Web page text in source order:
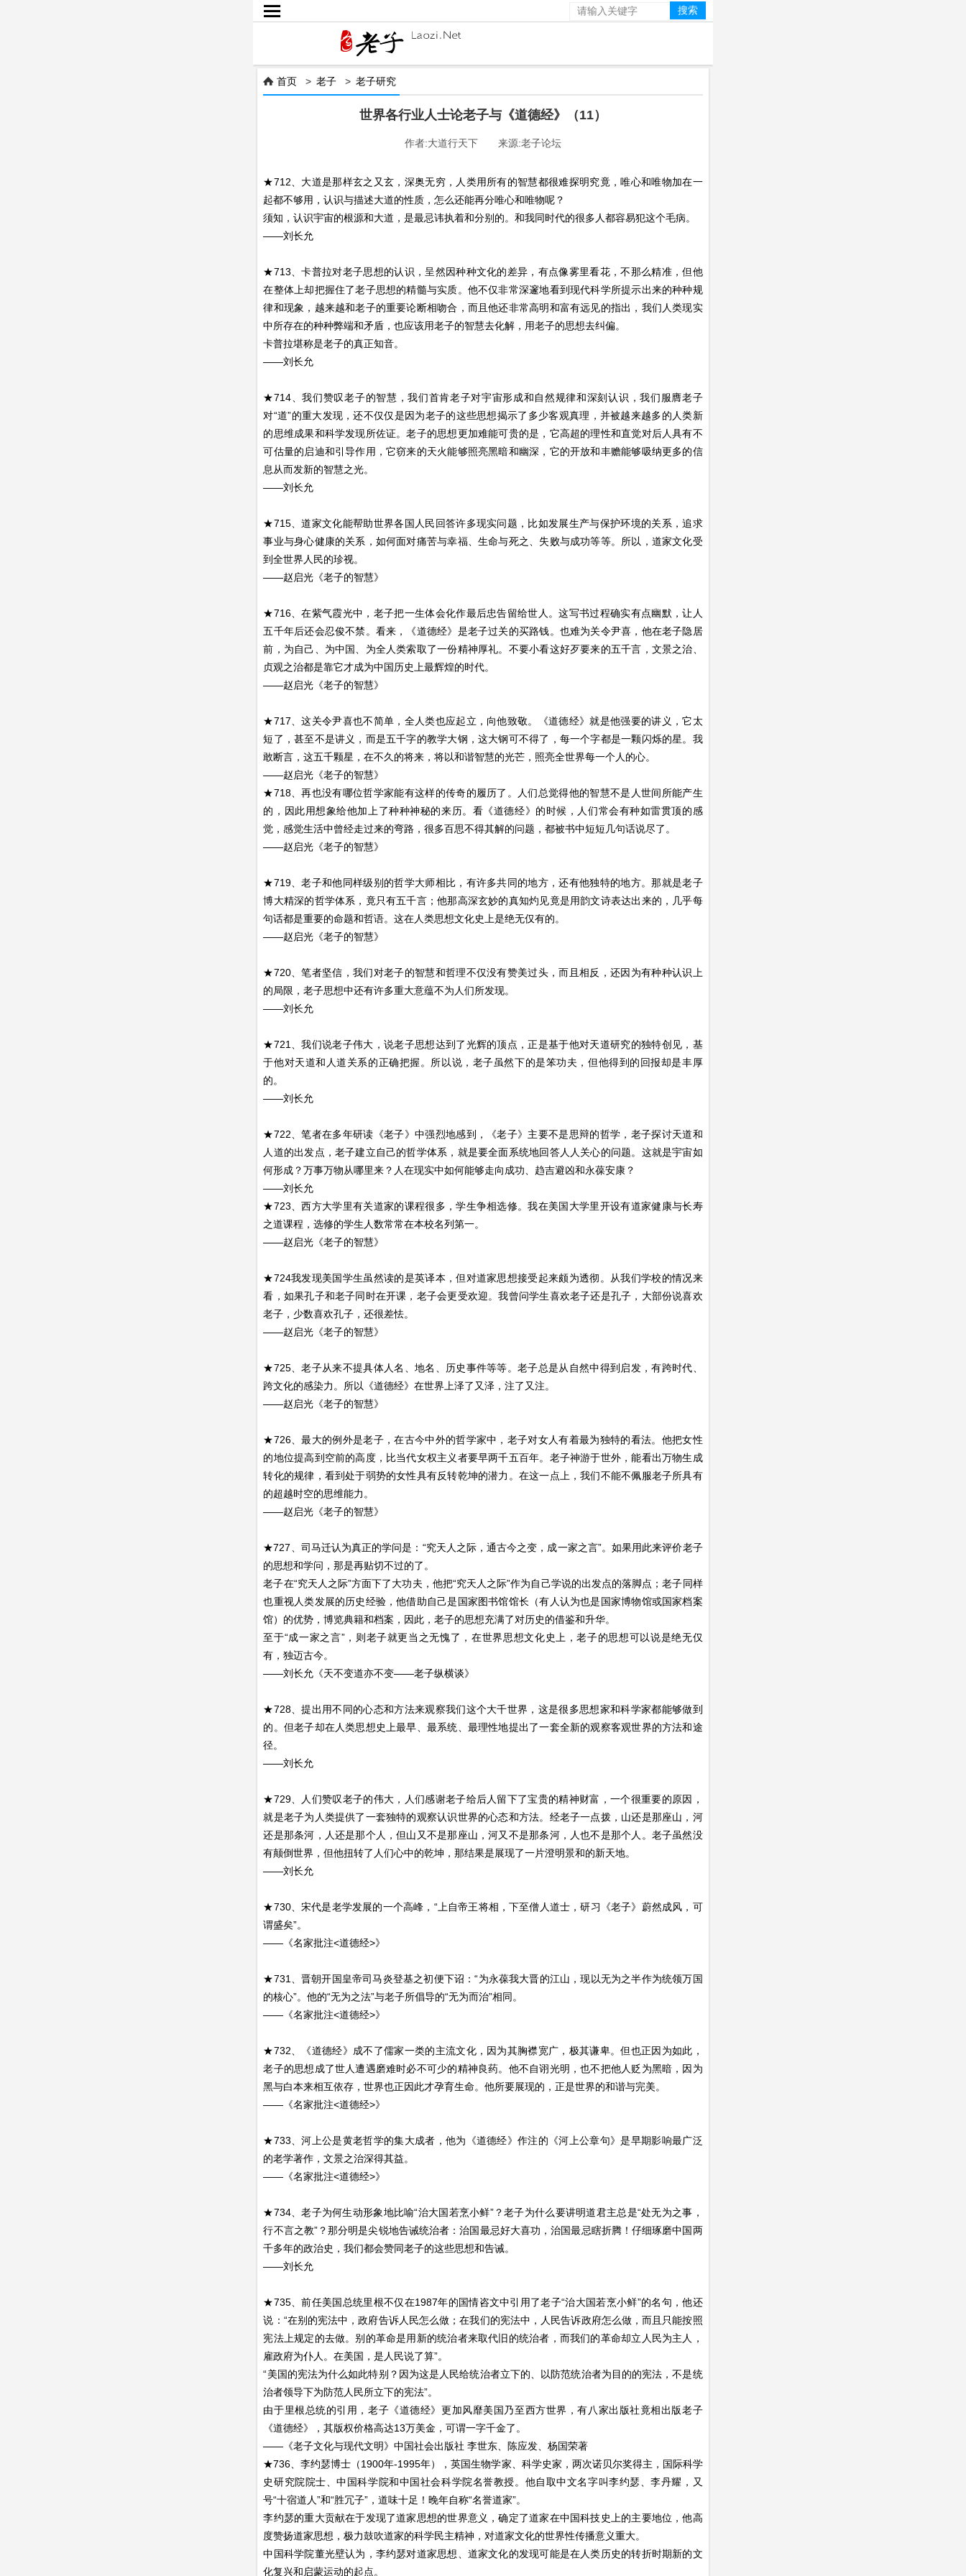

 首页 >老子 >老子研究
世界各行业人士论老子与《道德经》（11）
作者:大道行天下 来源:老子论坛
★712、大道是那样玄之又玄，深奥无穷，人类用所有的智慧都很难探明究竟，唯心和唯物加在一
起都不够用，认识与描述大道的性质，怎么还能再分唯心和唯物呢？
须知，认识宇宙的根源和大道，是最忌讳执着和分别的。和我同时代的很多人都容易犯这个毛病。
——刘长允
★713、卡普拉对老子思想的认识，呈然因种种文化的差异，有点像雾里看花，不那么精准，但他
在整体上却把握住了老子思想的精髓与实质。他不仅非常深邃地看到现代科学所提示出来的种种规
律和现象，越来越和老子的重要论断相吻合，而且他还非常高明和富有远见的指出，我们人类现实
中所存在的种种弊端和矛盾，也应该用老子的智慧去化解，用老子的思想去纠偏。
卡普拉堪称是老子的真正知音。
——刘长允
★714、我们赞叹老子的智慧，我们首肯老子对宇宙形成和自然规律和深刻认识，我们服膺老子
对“道”的重大发现，还不仅仅是因为老子的这些思想揭示了多少客观真理，并被越来越多的人类新
的思维成果和科学发现所佐证。老子的思想更加难能可贵的是，它高超的理性和直觉对后人具有不
可估量的启迪和引导作用，它窃来的天火能够照亮黑暗和幽深，它的开放和丰赡能够吸纳更多的信
息从而发新的智慧之光。
——刘长允
★715、道家文化能帮助世界各国人民回答许多现实问题，比如发展生产与保护环境的关系，追求
事业与身心健康的关系，如何面对痛苦与幸福、生命与死之、失败与成功等等。所以，道家文化受
到全世界人民的珍视。
——赵启光《老子的智慧》
★716、在紫气霞光中，老子把一生体会化作最后忠告留给世人。这写书过程确实有点幽默，让人
五千年后还会忍俊不禁。看来，《道德经》是老子过关的买路钱。也难为关令尹喜，他在老子隐居
前，为自己、为中国、为全人类索取了一份精神厚礼。不要小看这好歹要来的五千言，文景之治、
贞观之治都是靠它才成为中国历史上最辉煌的时代。
——赵启光《老子的智慧》
★717、这关令尹喜也不简单，全人类也应起立，向他致敬。《道德经》就是他强要的讲义，它太
短了，甚至不是讲义，而是五千字的教学大钢，这大钢可不得了，每一个字都是一颗闪烁的星。我
敢断言，这五千颗星，在不久的将来，将以和谐智慧的光芒，照亮全世界每一个人的心。
——赵启光《老子的智慧》
★718、再也没有哪位哲学家能有这样的传奇的履历了。人们总觉得他的智慧不是人世间所能产生
的，因此用想象给他加上了种种神秘的来历。看《道德经》的时候，人们常会有种如雷贯顶的感
觉，感觉生活中曾经走过来的弯路，很多百思不得其解的问题，都被书中短短几句话说尽了。
——赵启光《老子的智慧》
★719、老子和他同样级别的哲学大师相比，有许多共同的地方，还有他独特的地方。那就是老子
博大精深的哲学体系，竟只有五千言；他那高深玄妙的真知灼见竟是用韵文诗表达出来的，几乎每
句话都是重要的命题和哲语。这在人类思想文化史上是绝无仅有的。
——赵启光《老子的智慧》
★720、笔者坚信，我们对老子的智慧和哲理不仅没有赞美过头，而且相反，还因为有种种认识上
的局限，老子思想中还有许多重大意蕴不为人们所发现。
——刘长允
★721、我们说老子伟大，说老子思想达到了光辉的顶点，正是基于他对天道研究的独特创见，基
于他对天道和人道关系的正确把握。所以说，老子虽然下的是笨功夫，但他得到的回报却是丰厚
的。
——刘长允
★722、笔者在多年研读《老子》中强烈地感到，《老子》主要不是思辩的哲学，老子探讨天道和
人道的出发点，老子建立自己的哲学体系，就是要全面系统地回答人人关心的问题。这就是宇宙如
何形成？万事万物从哪里来？人在现实中如何能够走向成功、趋吉避凶和永葆安康？
——刘长允
★723、西方大学里有关道家的课程很多，学生争相选修。我在美国大学里开设有道家健康与长寿
之道课程，选修的学生人数常常在本校名列第一。
——赵启光《老子的智慧》
★724我发现美国学生虽然读的是英译本，但对道家思想接受起来颇为透彻。从我们学校的情况来
看，如果孔子和老子同时在开课，老子会更受欢迎。我曾问学生喜欢老子还是孔子，大部份说喜欢
老子，少数喜欢孔子，还很差怯。
——赵启光《老子的智慧》
★725、老子从来不提具体人名、地名、历史事件等等。老子总是从自然中得到启发，有跨时代、
跨文化的感染力。所以《道德经》在世界上泽了又泽，注了又注。
——赵启光《老子的智慧》
★726、最大的例外是老子，在古今中外的哲学家中，老子对女人有着最为独特的看法。他把女性
的地位提高到空前的高度，比当代女权主义者要早两千五百年。老子神游于世外，能看出万物生成
转化的规律，看到处于弱势的女性具有反转乾坤的潜力。在这一点上，我们不能不佩服老子所具有
的超越时空的思维能力。
——赵启光《老子的智慧》
★727、司马迁认为真正的学问是：“究天人之际，通古今之变，成一家之言”。如果用此来评价老子
的思想和学问，那是再贴切不过的了。
老子在“究天人之际”方面下了大功夫，他把“究天人之际”作为自己学说的出发点的落脚点；老子同样
也重视人类发展的历史经验，他借助自己是国家图书馆馆长（有人认为也是国家博物馆或国家档案
馆）的优势，博览典籍和档案，因此，老子的思想充满了对历史的借鉴和升华。
至于“成一家之言”，则老子就更当之无愧了，在世界思想文化史上，老子的思想可以说是绝无仅
有，独迈古今。
——刘长允《天不变道亦不变——老子纵横谈》
★728、提出用不同的心态和方法来观察我们这个大千世界，这是很多思想家和科学家都能够做到
的。但老子却在人类思想史上最早、最系统、最理性地提出了一套全新的观察客观世界的方法和途
径。
——刘长允
★729、人们赞叹老子的伟大，人们感谢老子给后人留下了宝贵的精神财富，一个很重要的原因，
就是老子为人类提供了一套独特的观察认识世界的心态和方法。经老子一点拨，山还是那座山，河
还是那条河，人还是那个人，但山又不是那座山，河又不是那条河，人也不是那个人。老子虽然没
有颠倒世界，但他扭转了人们心中的乾坤，那结果是展现了一片澄明景和的新天地。
——刘长允
★730、宋代是老学发展的一个高峰，“上自帝王将相，下至僧人道士，研习《老子》蔚然成风，可
谓盛矣”。
——《名家批注<道德经>》
★731、晋朝开国皇帝司马炎登基之初便下诏：“为永葆我大晋的江山，现以无为之半作为统领万国
的核心”。他的“无为之法”与老子所倡导的“无为而治”相同。
——《名家批注<道德经>》
★732、《道德经》成不了儒家一类的主流文化，因为其胸襟宽广，极其谦卑。但也正因为如此，
老子的思想成了世人遭遇磨难时必不可少的精神良药。他不自诩光明，也不把他人贬为黑暗，因为
黑与白本来相互依存，世界也正因此才孕育生命。他所要展现的，正是世界的和谐与完美。
——《名家批注<道德经>》
★733、河上公是黄老哲学的集大成者，他为《道德经》作注的《河上公章句》是早期影响最广泛
的老学著作，文景之治深得其益。
——《名家批注<道德经>》
★734、老子为何生动形象地比喻“治大国若烹小鲜”？老子为什么要讲明道君主总是“处无为之事，
行不言之教”？那分明是尖锐地告诫统治者：治国最忌好大喜功，治国最忌瞎折腾！仔细琢磨中国两
千多年的政治史，我们都会赞同老子的这些思想和告诫。
——刘长允
★735、前任美国总统里根不仅在1987年的国情咨文中引用了老子“治大国若烹小鲜”的名句，他还
说：“在别的宪法中，政府告诉人民怎么做；在我们的宪法中，人民告诉政府怎么做，而且只能按照
宪法上规定的去做。别的革命是用新的统治者来取代旧的统治者，而我们的革命却立人民为主人，
雇政府为仆人。在美国，是人民说了算”。
“美国的宪法为什么如此特别？因为这是人民给统治者立下的、以防范统治者为目的的宪法，不是统
治者领导下为防范人民所立下的宪法”。
由于里根总统的引用，老子《道德经》更加风靡美国乃至西方世界，有八家出版社竟相出版老子
《道德经》，其版权价格高达13万美金，可谓一字千金了。
——《老子文化与现代文明》中国社会出版社 李世东、陈应发、杨国荣著
★736、李约瑟博士（1900年-1995年），英国生物学家、科学史家，两次诺贝尔奖得主，国际科学
史研究院院士、中国科学院和中国社会科学院名誉教授。他自取中文名字叫李约瑟、李丹耀，又
号“十宿道人”和“胜冗子”，道味十足！晚年自称“名誉道家”。
李约瑟的重大贡献在于发现了道家思想的世界意义，确定了道家在中国科技史上的主要地位，他高
度赞扬道家思想，极力鼓吹道家的科学民主精神，对道家文化的世界性传播意义重大。
中国科学院董光壁认为，李约瑟对道家思想、道家文化的发现可能是在人类历史的转折时期新的文
化复兴和启蒙运动的起点。